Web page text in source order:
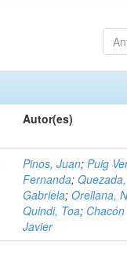
Autor(es)
Pinos, Juan;Puig
Fernanda;
Gabriela;Orellana,
Quindi, Toa;
Javier